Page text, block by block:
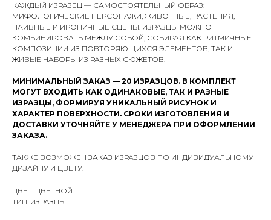
КАЖДЫЙ ИЗРАЗЕЦ — САМОСТОЯТЕЛЬНЫЙ ОБРАЗ:
МИФОЛОГИЧЕСКИЕ ПЕРСОНАЖИ, ЖИВОТНЫЕ, РАСТЕНИЯ,
НАИВНЫЕ И ИРОНИЧНЫЕ СЦЕНЫ. ИЗРАЗЦЫ МОЖНО
КОМБИНИРОВАТЬ МЕЖДУ СОБОЙ, СОБИРАЯ КАК РИТМИЧНЫЕ
КОМПОЗИЦИИ ИЗ ПОВТОРЯЮЩИХСЯ ЭЛЕМЕНТОВ, ТАК И
ЖИВЫЕ НАБОРЫ ИЗ РАЗНЫХ СЮЖЕТОВ.
МИНИМАЛЬНЫЙ ЗАКАЗ — 20 ИЗРАЗЦОВ. В КОМПЛЕКТ
МОГУТ ВХОДИТЬ КАК ОДИНАКОВЫЕ, ТАК И РАЗНЫЕ
ИЗРАЗЦЫ, ФОРМИРУЯ УНИКАЛЬНЫЙ РИСУНОК И
ХАРАКТЕР ПОВЕРХНОСТИ. СРОКИ ИЗГОТОВЛЕНИЯ И
ДОСТАВКИ УТОЧНЯЙТЕ У МЕНЕДЖЕРА ПРИ ОФОРМЛЕНИИ
ЗАКАЗА.
ТАКЖЕ ВОЗМОЖЕН ЗАКАЗ ИЗРАЗЦОВ ПО ИНДИВИДУАЛЬНОМУ
ДИЗАЙНУ И ЦВЕТУ.
ЦВЕТ: ЦВЕТНОЙ
ТИП: ИЗРАЗЦЫ